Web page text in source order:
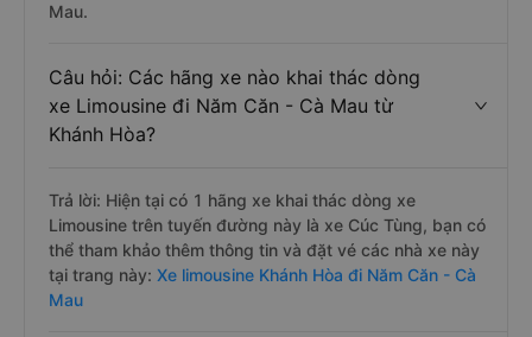
Mau.
Câu hỏi: Các hãng xe nào khai thác dòng
xe Limousine đi Năm Căn - Cà Mau từ
Khánh Hòa?
Trả lời: Hiện tại có 1 hãng xe khai thác dòng xe
Limousine trên tuyến đường này là xe Cúc Tùng, bạn có
thể tham khảo thêm thông tin và đặt vé các nhà xe này
tại trang này: Xe limousine Khánh Hòa đi Năm Căn - Cà
Mau